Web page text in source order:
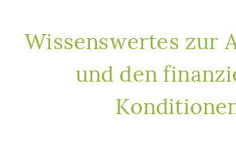
Wissenswertes zur
und den